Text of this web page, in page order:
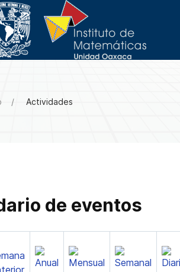
Actividades
de eventos